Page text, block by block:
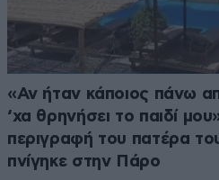
«Αν ήταν κάποιος πάνω
‘χα θρηνήσει το παιδί
περιγραφή του πατέρα
πνίγηκε στην Πάρο